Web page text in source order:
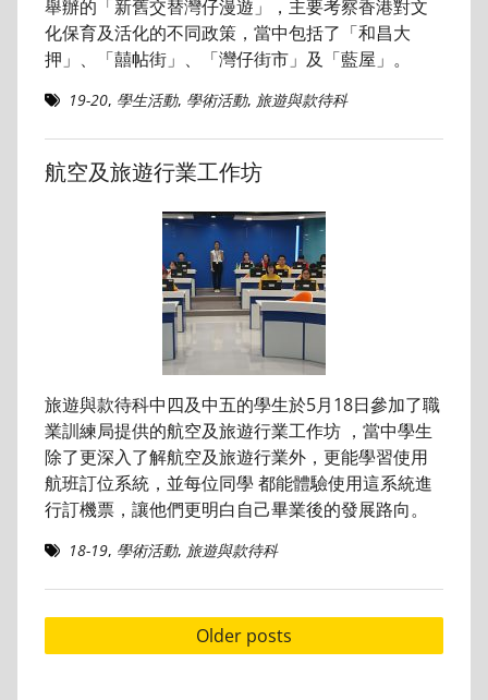
舉辦的「新舊交替灣仔漫遊」，主要考察香港對文
化保育及活化的不同政策，當中包括了「和昌大
押」、「囍帖街」、「灣仔街市」及「藍屋」。
19-20, 學生活動, 學術活動, 旅遊與款待科
航空及旅遊行業工作坊
旅遊與款待科中四及中五的學生於5月18日參加了職
業訓練局提供的航空及旅遊行業工作坊 ，當中學生
除了更深入了解航空及旅遊行業外，更能學習使用
航班訂位系統，並每位同學 都能體驗使用這系統進
行訂機票，讓他們更明白自己畢業後的發展路向。
18-19, 學術活動, 旅遊與款待科
Posts
navigation
Older posts